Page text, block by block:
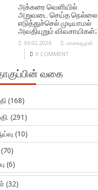
அக்கரை வெளியில்
அறுவடை செய்த நெல்லை
எடுத்துச்செல் முடியாமல்
அவதியுறும் விவசாயிகள்;
06.02.2026
மாவையூரன்
0 COMMENT
வகை
(168)
(291)
(10)
(70)
(6)
(32)